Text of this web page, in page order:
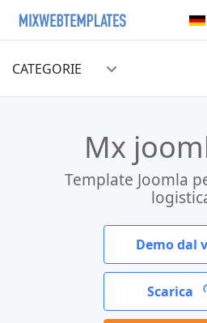
CATEGORIE
Mx
Template Joomla
Demo dal
Scarica